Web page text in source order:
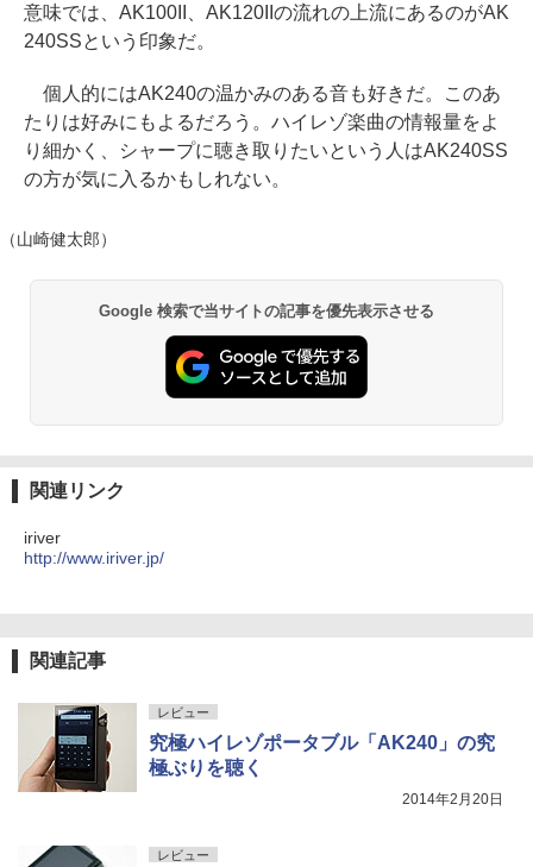
意味では、AK100II、AK120IIの流れの上流にあるのがAK
240SSという印象だ。
個人的にはAK240の温かみのある音も好きだ。このあ
たりは好みにもよるだろう。ハイレゾ楽曲の情報量をよ
り細かく、シャープに聴き取りたいという人はAK240SS
の方が気に入るかもしれない。
（山崎健太郎）
Google 検索で当サイトの記事を優先表示させる
関連リンク
iriver
http://www.iriver.jp/
関連記事
レビュー
究極ハイレゾポータブル「AK240」の究
極ぶりを聴く
2014年2月20日
レビュー